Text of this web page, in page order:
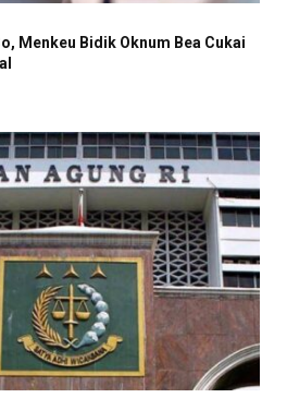
Menkeu Bidik Oknum Bea Cukai